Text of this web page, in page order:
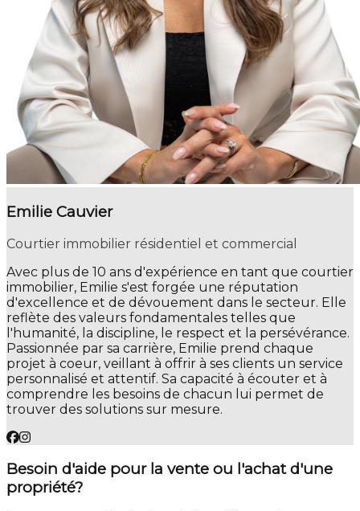
Emilie Cauvier
Courtier immobilier résidentiel et commercial
Avec plus de 10 ans d'expérience en tant que courtier
immobilier, Emilie s'est forgée une réputation
d'excellence et de dévouement dans le secteur. Elle
reflète des valeurs fondamentales telles que
l'humanité, la discipline, le respect et la persévérance.
Passionnée par sa carrière, Emilie prend chaque
projet à coeur, veillant à offrir à ses clients un service
personnalisé et attentif. Sa capacité à écouter et à
comprendre les besoins de chacun lui permet de
trouver des solutions sur mesure.
Besoin d'aide pour la vente ou l'achat d'une
propriété?